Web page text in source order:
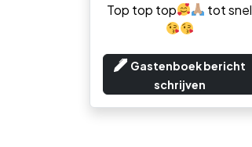
Top top top
tot snel
Gastenboek bericht
schrijven